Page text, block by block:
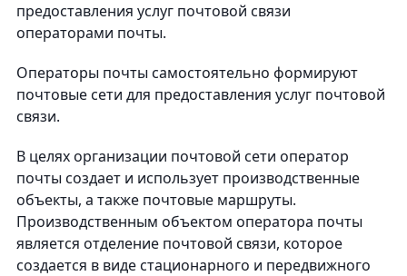
предоставления услуг почтовой связи
операторами почты.
Операторы почты самостоятельно формируют
почтовые сети для предоставления услуг почтовой
связи.
В целях организации почтовой сети оператор
почты создает и использует производственные
объекты, а также почтовые маршруты.
Производственным объектом оператора почты
является отделение почтовой связи, которое
создается в виде стационарного и передвижного